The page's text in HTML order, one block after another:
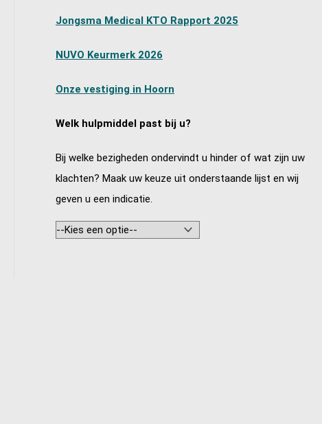
Jongsma Medical KTO Rapport 2025
NUVO Keurmerk 2026
Onze vestiging in Hoorn
Welk hulpmiddel past bij u?
Bij welke bezigheden ondervindt u hinder of wat zijn uw
klachten? Maak uw keuze uit onderstaande lijst en wij
geven u een indicatie.